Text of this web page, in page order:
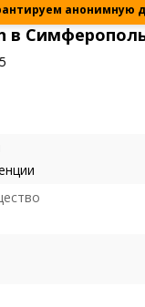
в
5
анонимную